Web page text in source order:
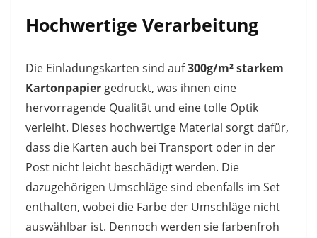
Hochwertige Verarbeitung
Die Einladungskarten sind auf300g/m² starkem
Kartonpapier gedruckt, was ihnen eine
hervorragende Qualität und eine tolle Optik
verleiht. Dieses hochwertige Material sorgt dafür,
dass die Karten auch bei Transport oder in der
Post nicht leicht beschädigt werden. Die
dazugehörigen Umschläge sind ebenfalls im Set
enthalten, wobei die Farbe der Umschläge nicht
auswählbar ist. Dennoch werden sie farbenfroh